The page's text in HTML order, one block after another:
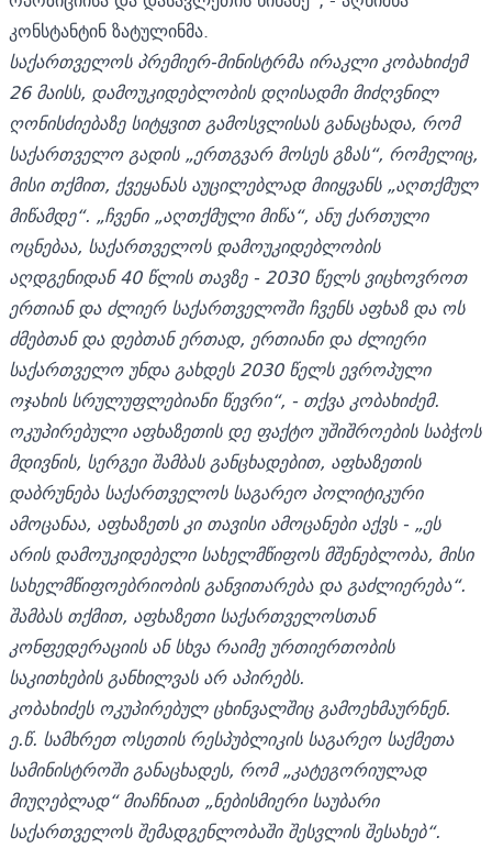
კონსტანტინ ზატულინმა.
საქართველოს პრემიერ-მინისტრმა ირაკლი კობახიძემ
26 მაისს, დამოუკიდებლობის დღისადმი მიძღვნილ
ღონისძიებაზე სიტყვით გამოსვლისას განაცხადა, რომ
საქართველო გადის „ერთგვარ მოსეს გზას“, რომელიც,
მისი თქმით, ქვეყანას აუცილებლად მიიყვანს „აღთქმულ
მიწამდე“. „ჩვენი „აღთქმული მიწა“, ანუ ქართული
ოცნებაა, საქართველოს დამოუკიდებლობის
აღდგენიდან 40 წლის თავზე - 2030 წელს ვიცხოვროთ
ერთიან და ძლიერ საქართველოში ჩვენს აფხაზ და ოს
ძმებთან და დებთან ერთად, ერთიანი და ძლიერი
საქართველო უნდა გახდეს 2030 წელს ევროპული
ოჯახის სრულუფლებიანი წევრი“, - თქვა კობახიძემ.
ოკუპირებული აფხაზეთის დე ფაქტო უშიშროების საბჭოს
მდივნის, სერგეი შამბას განცხადებით, აფხაზეთის
დაბრუნება საქართველოს საგარეო პოლიტიკური
ამოცანაა, აფხაზეთს კი თავისი ამოცანები აქვს - „ეს
არის დამოუკიდებელი სახელმწიფოს მშენებლობა, მისი
სახელმწიფოებრიობის განვითარება და გაძლიერება“.
შამბას თქმით, აფხაზეთი საქართველოსთან
კონფედერაციის ან სხვა რაიმე ურთიერთობის
საკითხების განხილვას არ აპირებს.
კობახიძეს ოკუპირებულ ცხინვალშიც გამოეხმაურნენ.
ე.წ. სამხრეთ ოსეთის რესპუბლიკის საგარეო საქმეთა
სამინისტროში განაცხადეს, რომ „კატეგორიულად
მიუღებლად“ მიაჩნიათ „ნებისმიერი საუბარი
საქართველოს შემადგენლობაში შესვლის შესახებ“.